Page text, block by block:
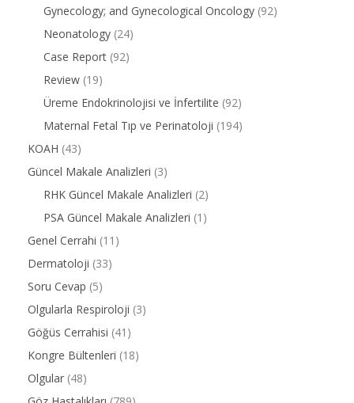
Gynecology; and Gynecological Oncology (92)
Neonatology (24)
Case Report (92)
Review (19)
Üreme Endokrinolojisi ve İnfertilite (92)
Maternal Fetal Tıp ve Perinatoloji (194)
KOAH (43)
Güncel Makale Analizleri (3)
RHK Güncel Makale Analizleri (2)
PSA Güncel Makale Analizleri (1)
Genel Cerrahi (11)
Dermatoloji (33)
Soru Cevap (5)
Olgularla Respiroloji (3)
Göğüs Cerrahisi (41)
Kongre Bültenleri (18)
Olgular (48)